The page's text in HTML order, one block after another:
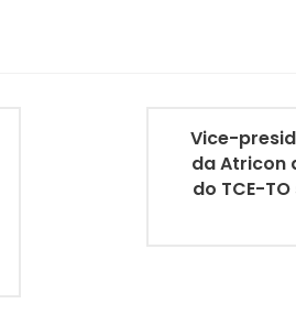
Vice-
da Atricon
do TCE-